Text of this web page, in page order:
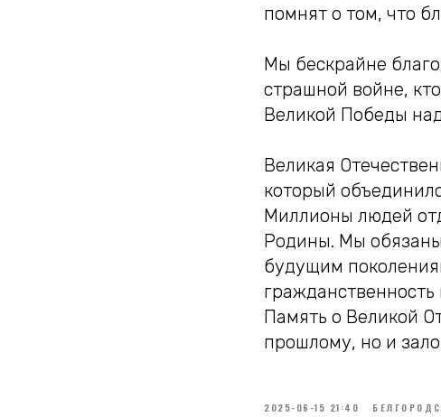
помнят о том, что
Мы бескрайне
страшной войне,
Великой Победы
Великая
который
Миллионы людей
Родины. Мы
будущим
гражданственность
Память о Великой
прошлому, но и
2025-06-15 21:40